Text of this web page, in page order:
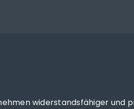
widerstandsfähiger und